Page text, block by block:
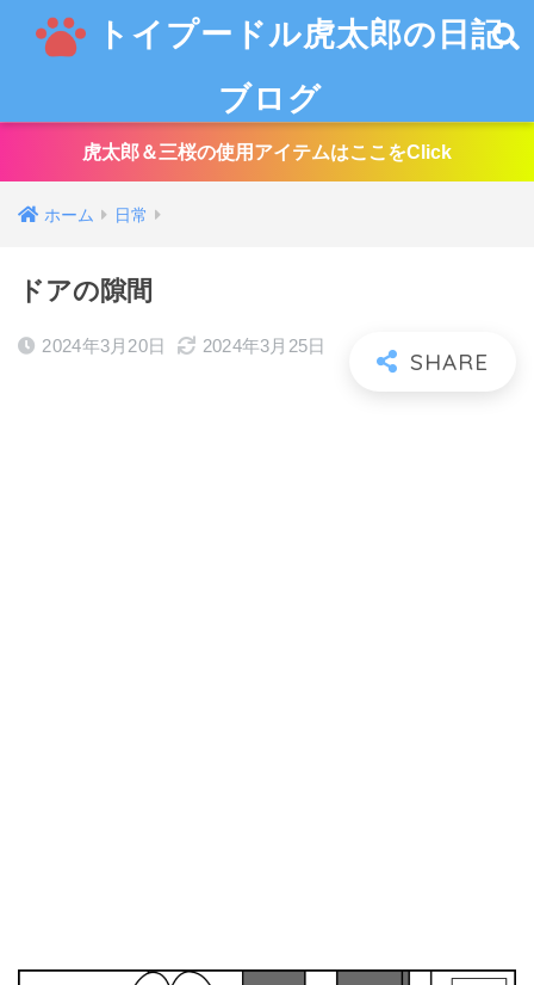
トイプードル虎太郎の日記
ブログ
虎太郎＆三桜の使用アイテムはここをClick
ホーム 日常
ドアの隙間
2024年3月20日 2024年3月25日